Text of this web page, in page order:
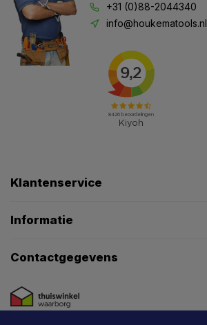
+31 (0)88-2044340
info@houkematools.nl
Klantenservice
Informatie
Contactgegevens